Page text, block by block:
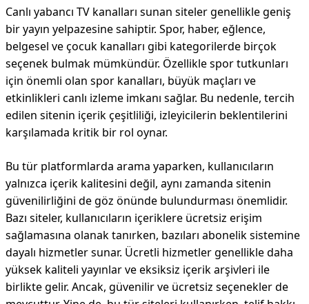
Canlı yabancı TV kanalları sunan siteler genellikle geniş
bir yayın yelpazesine sahiptir. Spor, haber, eğlence,
belgesel ve çocuk kanalları gibi kategorilerde birçok
seçenek bulmak mümkündür. Özellikle spor tutkunları
için önemli olan spor kanalları, büyük maçları ve
etkinlikleri canlı izleme imkanı sağlar. Bu nedenle, tercih
edilen sitenin içerik çeşitliliği, izleyicilerin beklentilerini
karşılamada kritik bir rol oynar.
Bu tür platformlarda arama yaparken, kullanıcıların
yalnızca içerik kalitesini değil, aynı zamanda sitenin
güvenilirliğini de göz önünde bulundurması önemlidir.
Bazı siteler, kullanıcıların içeriklere ücretsiz erişim
sağlamasına olanak tanırken, bazıları abonelik sistemine
dayalı hizmetler sunar. Ücretli hizmetler genellikle daha
yüksek kaliteli yayınlar ve eksiksiz içerik arşivleri ile
birlikte gelir. Ancak, güvenilir ve ücretsiz seçenekler de